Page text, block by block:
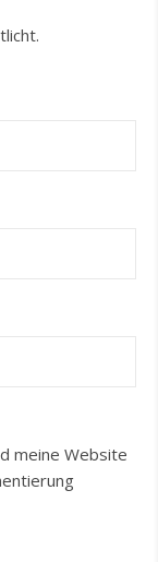
meine Website